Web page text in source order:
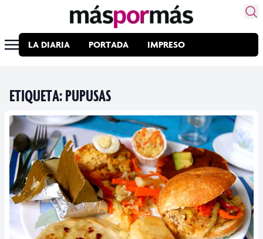
LA DIARIA PORTADA IMPRESO
ETIQUETA:PUPUSAS